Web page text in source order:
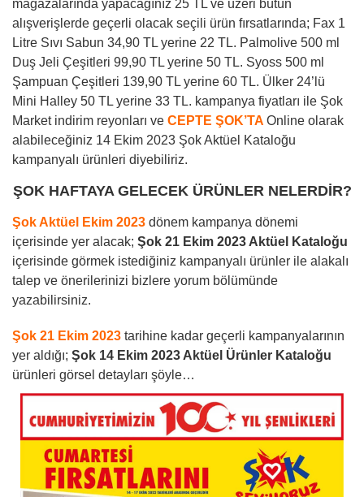
mağazalarında yapacağınız 25 TL ve üzeri bütün
alışverişlerde geçerli olacak seçili ürün fırsatlarında; Fax 1
Litre Sıvı Sabun 34,90 TL yerine 22 TL. Palmolive 500 ml
Duş Jeli Çeşitleri 99,90 TL yerine 50 TL. Syoss 500 ml
Şampuan Çeşitleri 139,90 TL yerine 60 TL. Ülker 24’lü
Mini Halley 50 TL yerine 33 TL. kampanya fiyatları ile Şok
Market indirim reyonları ve CEPTE ŞOK’TA Online olarak
alabileceğiniz 14 Ekim 2023 Şok Aktüel Kataloğu
kampanyalı ürünleri diyebiliriz.
ŞOK HAFTAYA GELECEK ÜRÜNLER NELERDİR?
Şok Aktüel Ekim 2023 dönem kampanya dönemi
içerisinde yer alacak; Şok 21 Ekim 2023 Aktüel Kataloğu
içerisinde görmek istediğiniz kampanyalı ürünler ile alakalı
talep ve önerilerinizi bizlere yorum bölümünde
yazabilirsiniz.
Şok 21 Ekim 2023 tarihine kadar geçerli kampanyalarının
yer aldığı; Şok 14 Ekim 2023 Aktüel Ürünler Kataloğu
ürünleri görsel detayları şöyle…